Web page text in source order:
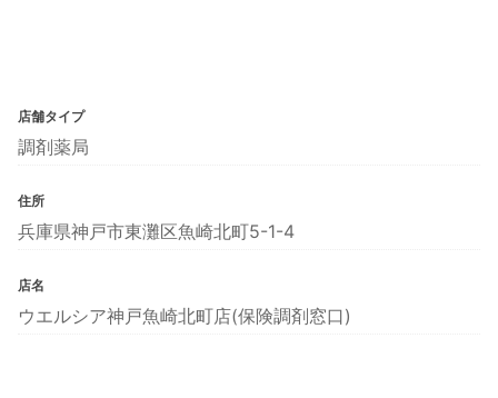
店舗タイプ
調剤薬局
住所
兵庫県神戸市東灘区魚崎北町5-1-4
店名
ウエルシア神戸魚崎北町店(保険調剤窓口)